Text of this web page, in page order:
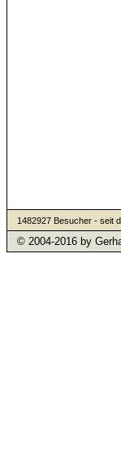
1482927 Besucher - seit
© 2004-2016 by